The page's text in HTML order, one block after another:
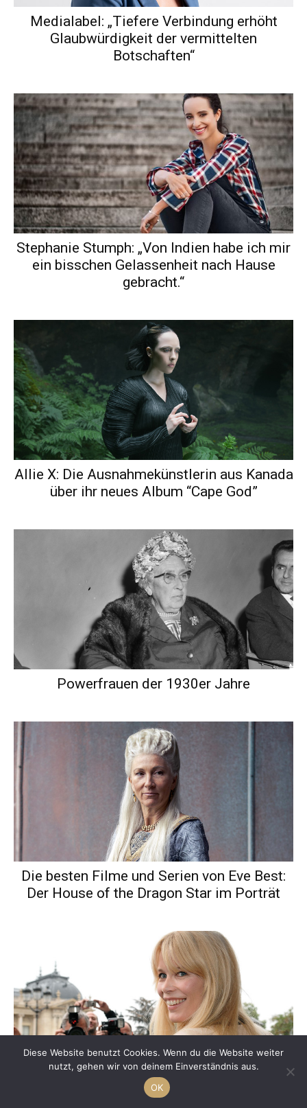
Medialabel: „Tiefere Verbindung erhöht
Glaubwürdigkeit der vermittelten
Botschaften“
Stephanie Stumph: „Von Indien habe ich mir
ein bisschen Gelassenheit nach Hause
gebracht.“
Allie X: Die Ausnahmekünstlerin aus Kanada
über ihr neues Album “Cape God”
Powerfrauen der 1930er Jahre
Die besten Filme und Serien von Eve Best:
Der House of the Dragon Star im Porträt
Was wurde eigentlich aus Claudia Schiffer?
Diese Website benutzt Cookies. Wenn du die Website weiter
nutzt, gehen wir von deinem Einverständnis aus.
OK